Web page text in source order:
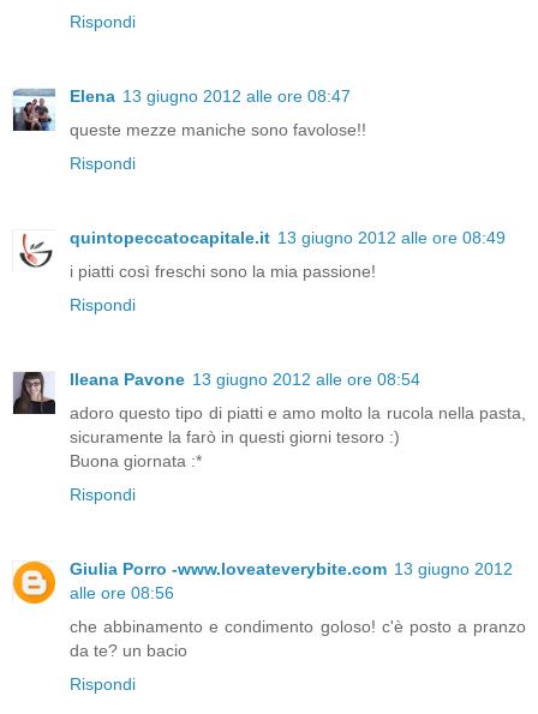
Rispondi
Elena 13 giugno 2012 alle ore 08:47
queste mezze maniche sono favolose!!
Rispondi
quintopeccatocapitale.it 13 giugno 2012 alle ore 08:49
i piatti così freschi sono la mia passione!
Rispondi
Ileana Pavone 13 giugno 2012 alle ore 08:54
adoro questo tipo di piatti e amo molto la rucola nella pasta,
sicuramente la farò in questi giorni tesoro :)
Buona giornata :*
Rispondi
Giulia Porro -www.loveateverybite.com 13 giugno 2012
alle ore 08:56
che abbinamento e condimento goloso! c'è posto a pranzo
da te? un bacio
Rispondi